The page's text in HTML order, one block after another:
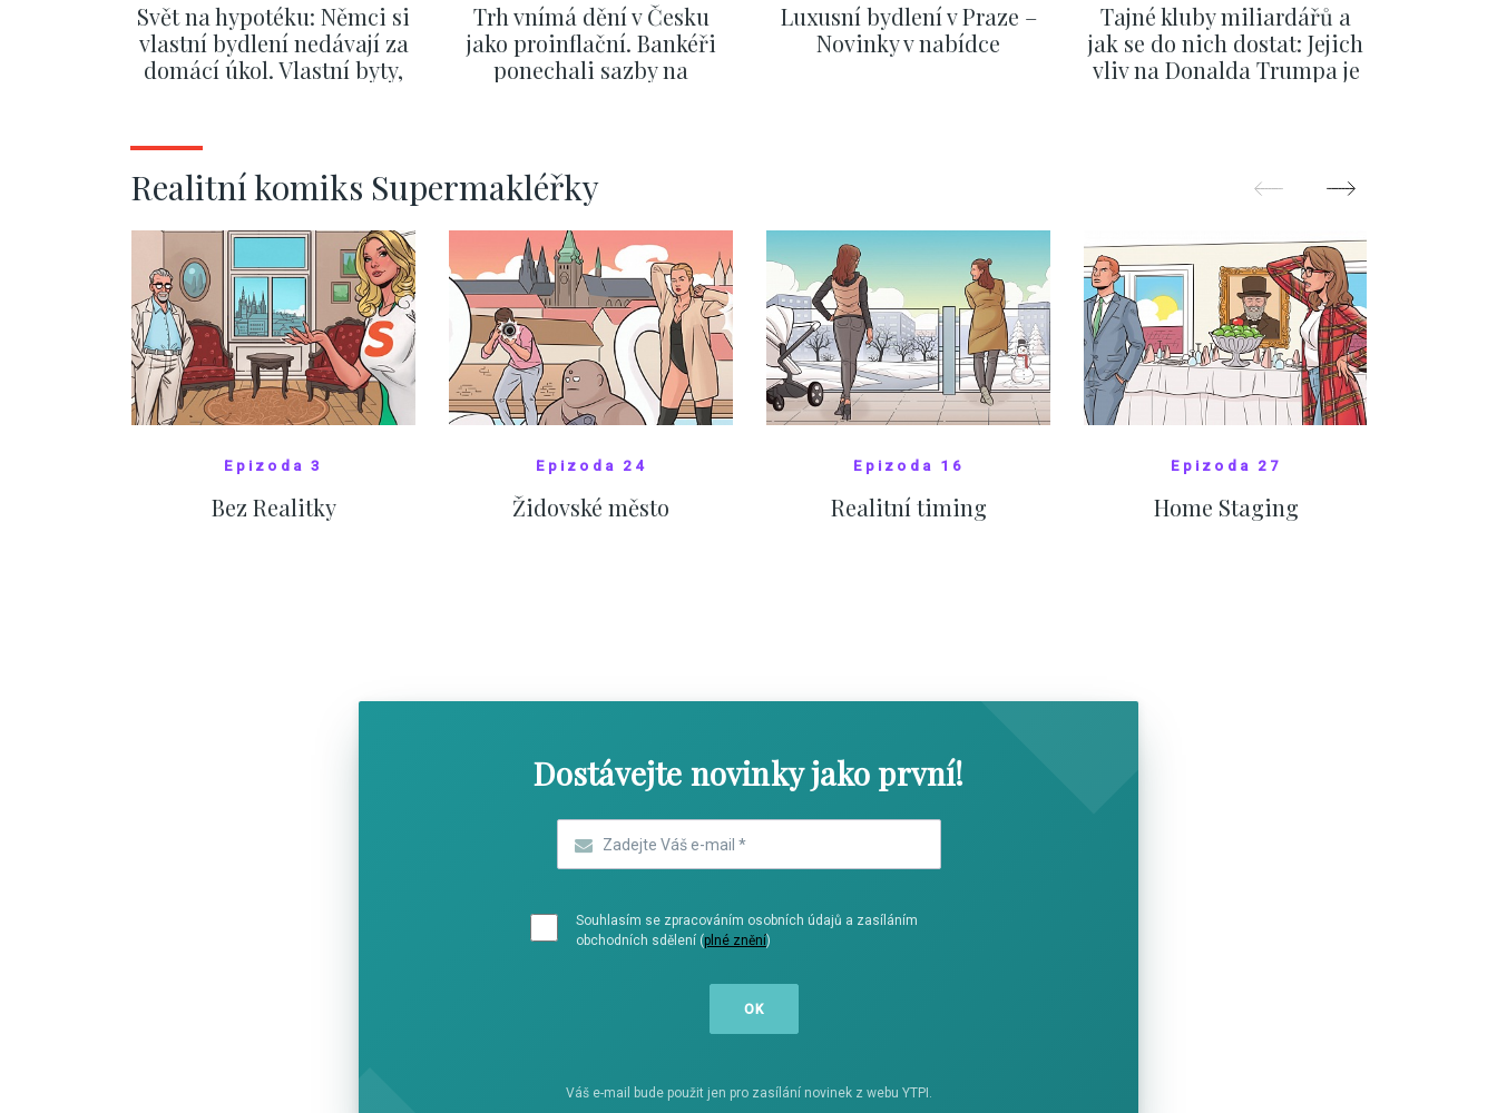
Svět na hypotéku: Němci si
vlastní bydlení nedávají za
domácí úkol. Vlastní byty,
Trh vnímá dění v Česku
jako proinflační. Bankéři
ponechali sazby na
Luxusní bydlení v Praze –
Novinky v nabídce
Tajné kluby miliardářů a
jak se do nich dostat: Jejich
vliv na Donalda Trumpa je
Realitní komiks Supermakléřky
Epizoda 3
Bez Realitky
Epizoda 24
Židovské město
Epizoda 16
Realitní timing
Epizoda 27
Home Staging
Dostávejte novinky jako první!
Souhlasím se zpracováním osobních údajů a zasíláním
obchodních sdělení (plné znění)
Váš e-mail bude použit jen pro zasílání novinek z webu YTPI.